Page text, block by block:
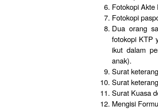
Fotokopi Akte
Fotokopi
Dua orang
fotokopi KTP
ikut dalam
anak).
Surat
Surat
Surat Kuasa
Mengisi